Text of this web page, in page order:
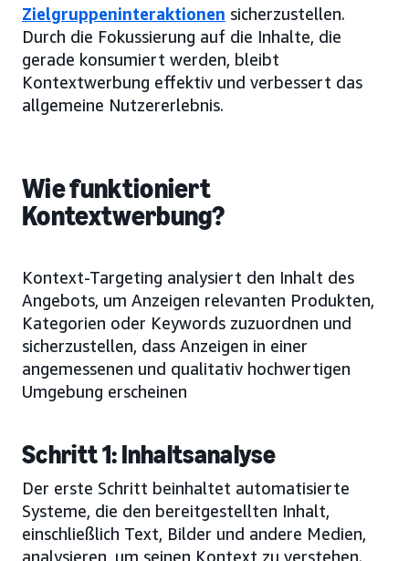
Zielgruppeninteraktionen sicherzustellen.
Durch die Fokussierung auf die Inhalte, die
gerade konsumiert werden, bleibt
Kontextwerbung effektiv und verbessert das
allgemeine Nutzererlebnis.
Wie funktioniert
Kontextwerbung?
Kontext-Targeting analysiert den Inhalt des
Angebots, um Anzeigen relevanten Produkten,
Kategorien oder Keywords zuzuordnen und
sicherzustellen, dass Anzeigen in einer
angemessenen und qualitativ hochwertigen
Umgebung erscheinen
Schritt 1: Inhaltsanalyse
Der erste Schritt beinhaltet automatisierte
Systeme, die den bereitgestellten Inhalt,
einschließlich Text, Bilder und andere Medien,
analysieren, um seinen Kontext zu verstehen.